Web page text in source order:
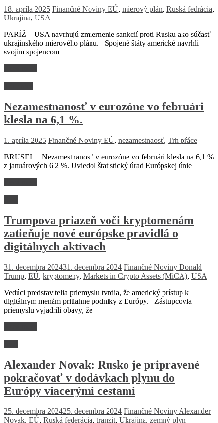
18. apríla 2025 Finančné Noviny EÚ, mierový plán, Ruská fedrácia,
Ukrajina, USA
PARÍŽ – USA navrhujú zmiernenie sankcií proti Rusku ako súčasť
ukrajinského mierového plánu. Spojené štáty americké navrhli
svojim spojencom
Nezamestnanosť v eurozóne vo februári
klesla na 6,1 %.
1. apríla 2025 Finančné Noviny EÚ, nezamestnaosť, Trh pŕáce
BRUSEL – Nezamestnanosť v eurozóne vo februári klesla na 6,1 %
z januárových 6,2 %. Uviedol štatistický úrad Európskej únie
Trumpova priazeň voči kryptomenám
zatieňuje nové európske pravidlá o
digitálnych aktívach
31. decembra 202431. decembra 2024 Finančné Noviny Donald
Trump, EÚ, kryptomeny, Markets in Crypto Assets (MiCA), USA
Vedúci predstavitelia priemyslu tvrdia, že americký prístup k
digitálnym menám pritiahne podniky z Európy. Zástupcovia
priemyslu vyjadrili obavy, že
Alexander Novak: Rusko je pripravené
pokračovať v dodávkach plynu do
Európy viacerými cestami
25. decembra 202425. decembra 2024 Finančné NovinyAlexander
Novak, EÚ, Ruská federácia, tranzit, Ukrajina, zemný plyn